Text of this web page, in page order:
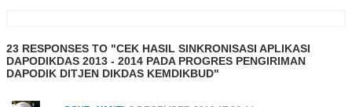
23 RESPONSES TO "CEK HASIL SINKRONISASI APLIKASI
DAPODIKDAS 2013 - 2014 PADA PROGRES PENGIRIMAN
DAPODIK DITJEN DIKDAS KEMDIKBUD"